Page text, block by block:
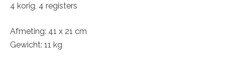
4 korig, 4 registers
Afmeting: 41 x 21 cm
Gewicht: 11 kg